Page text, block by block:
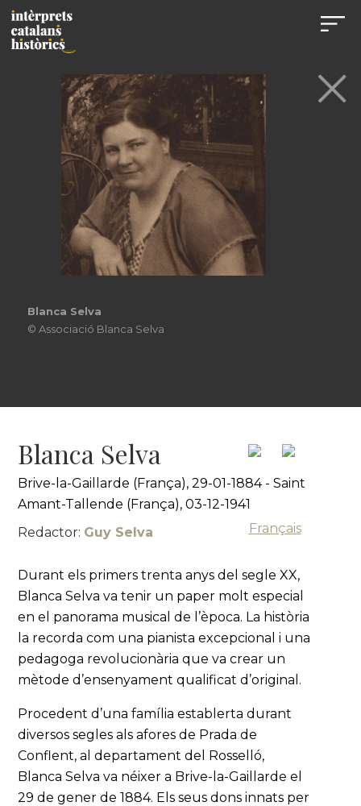
Blanca Selva
© Associació Blanca Selva
Blanca Selva
Brive-la-Gaillarde (França), 29-01-1884 - Saint
Amant-Tallende (França), 03-12-1941
Redactor: Guy Selva Français
Durant els primers trenta anys del segle XX,
Blanca Selva va tenir un paper molt especial
en el panorama musical de l’època. La història
la recorda com una pianista excepcional i una
pedagoga revolucionària que va crear un
mètode d’ensenyament qualificat d’original.
Procedent d’una família establerta durant
diversos segles als afores de Prada de
Conflent, al departament del Rosselló,
Blanca Selva va néixer a Brive-la-Gaillarde el
29 de gener de 1884. Els seus dons innats per